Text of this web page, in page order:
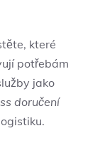
které
potřebám
jako
doručení